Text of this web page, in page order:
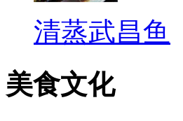
清蒸武昌鱼
美食文化